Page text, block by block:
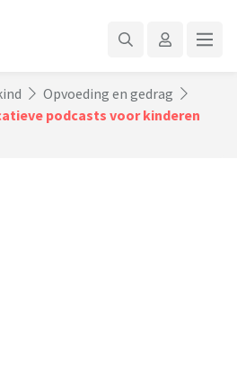
Opvoeding en gedrag
podcasts voor kinderen